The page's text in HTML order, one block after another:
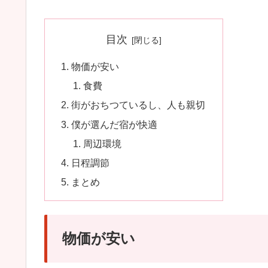
目次
物価が安い
食費
街がおちつているし、人も親切
僕が選んだ宿が快適
周辺環境
日程調節
まとめ
物価が安い